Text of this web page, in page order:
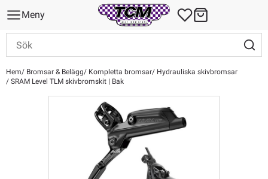
Meny
Hem Bromsar & Belägg Kompletta bromsar
Hydrauliska skivbromsar
SRAM Level TLM skivbromskit | Bak